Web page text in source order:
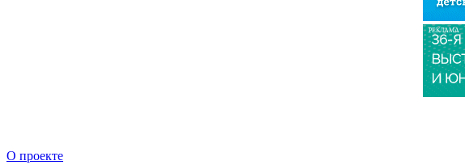
РЕКЛАМА
О проекте